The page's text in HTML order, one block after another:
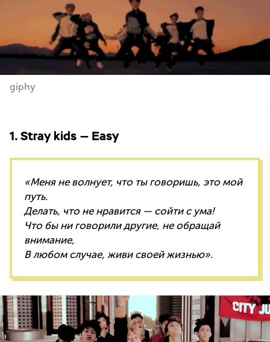
giphy
1. Stray kids — Easy
«Меня не волнует, что ты говоришь, это мой
путь.
Делать, что не нравится — сойти с ума!
Что бы ни говорили другие, не обращай
внимание,
В любом случае, живи своей жизнью».